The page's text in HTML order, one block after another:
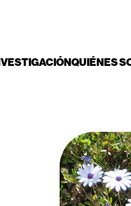
QUIÉNES